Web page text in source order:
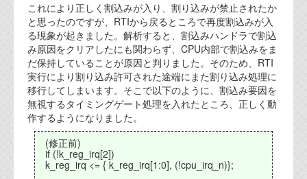
外部投稿記事
ブログテーマ
技術文書
ご希望の方は、お問い合わせページから
資料閲覧パスワードをお問い合わせ頂き
ログインをお願い致します。アカウント
名は"opendocument"です。
機能安全用語集
これにより正しく割込みが入り、割り込みが禁止されたか
と思ったのですが、RTIから戻るところで再度割込みが入
る現象が起きました。解析すると、割込みハンドラで割込
み原因をクリアしたにも関わらず、CPU内部で割込みをま
だ保持していることが原因と判りました。そのため、RTI
実行により割り込み許可された途端にまた割り込み処理に
移行してしまいます。そこで以下のように、割込み要因を
無視するタイミングゲート処理を入れたところ、正しく動
作するようになりました。
(修正前)
if (!k_reg_irq[2])
k_reg_irq <= { k_reg_irq[1:0], (!cpu_irq_n)};